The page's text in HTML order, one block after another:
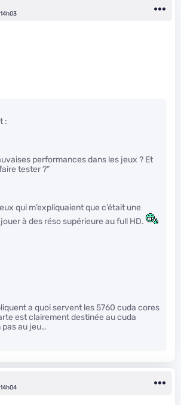
:
performances dans les jeux ? Et
tester ?”
qui m’expliquaient que c’était une
à des réso supérieure au full HD.
a quoi servent les 5760 cuda cores
est clairement destinée au cuda
au jeu…